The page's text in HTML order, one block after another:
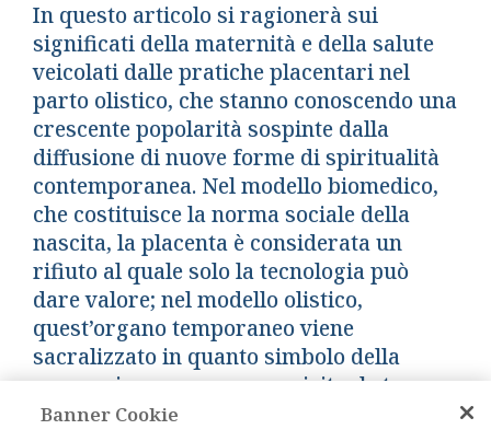
In questo articolo si ragionerà sui
significati della maternità e della salute
veicolati dalle pratiche placentari nel
parto olistico, che stanno conoscendo una
crescente popolarità sospinte dalla
diffusione di nuove forme di spiritualità
contemporanea. Nel modello biomedico,
che costituisce la norma sociale della
nascita, la placenta è considerata un
rifiuto al quale solo la tecnologia può
dare valore; nel modello olistico,
quest’organo temporaneo viene
sacralizzato in quanto simbolo della
connessione corporea e spirituale tra
madre e bambino e i suoi tessuti sono
Banner Cookie